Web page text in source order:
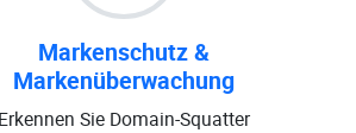
Markenschutz &
Markenüberwachung
Erkennen Sie Domain-Squatter